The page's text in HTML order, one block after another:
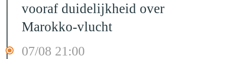
vooraf duidelijkheid over
Marokko-vlucht
07/08 21:00